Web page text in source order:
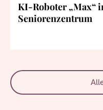
KI-Roboter „Max“
Seniorenzentrum